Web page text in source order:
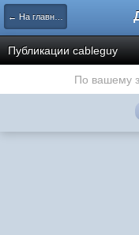
← На главную
Публикации cableguy
По вашему